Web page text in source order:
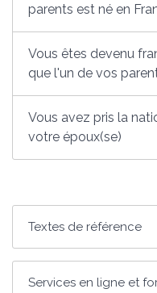
parents est né en
Vous êtes devenu
que l'un de vos
Vous avez pris la
votre époux(se)
Textes de référence
Services en ligne et